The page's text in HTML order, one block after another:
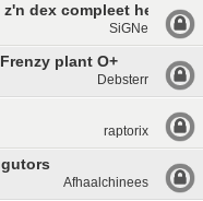
z'n dex compleet heeft
SiGNe
plant O+
Debsterr
raptorix
Afhaalchinees